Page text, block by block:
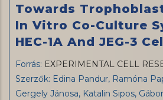
Towards
In Vitro Co-Culture
HEC-1A And JEG-3
Forrás: EXPERIMENTAL CELL
Szerzők: Edina Pandur, Ramóna
Gergely Jánosa, Katalin Sipos,